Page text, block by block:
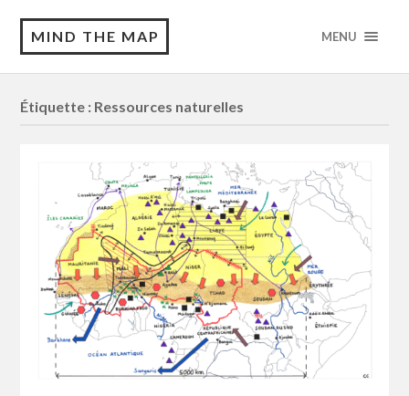
MIND THE MAP MENU
Étiquette : Ressources naturelles